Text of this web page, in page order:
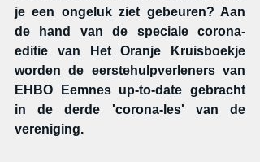
je een ongeluk ziet gebeuren? Aan
de hand van de speciale corona-
editie van Het Oranje Kruisboekje
worden de eerstehulpverleners van
EHBO Eemnes up-to-date gebracht
in de derde 'corona-les' van de
vereniging.